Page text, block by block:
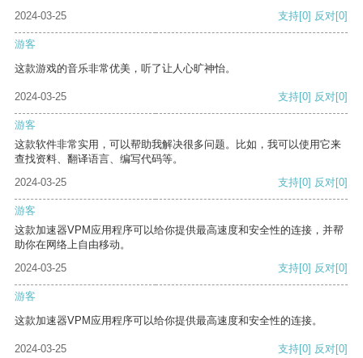
2024-03-25
支持[0] 反对[0]
游客
这款游戏的音乐非常优美，听了让人心旷神怡。
2024-03-25 支持[0] 反对[0]
游客
这款软件非常实用，可以帮助我解决很多问题。比如，我可以使用它来
查找资料、翻译语言、编写代码等。
2024-03-25
支持[0] 反对[0]
游客
这款加速器VPM应用程序可以给你提供最高速度和安全性的连接，并帮
助你在网络上自由移动。
2024-03-25
支持[0] 反对[0]
游客
这款加速器VPM应用程序可以给你提供最高速度和安全性的连接。
2024-03-25 支持[0] 反对[0]